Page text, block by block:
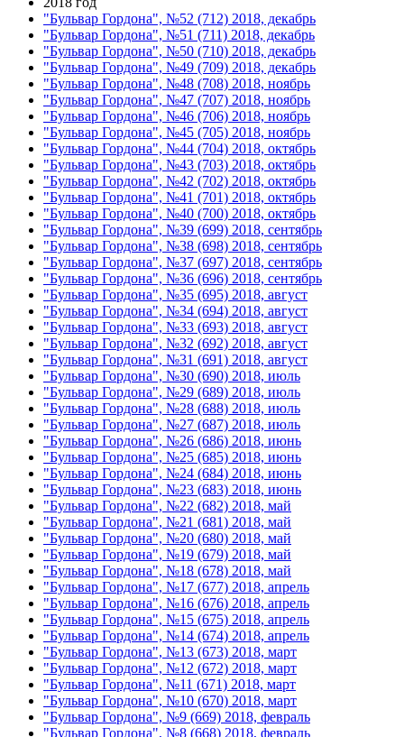
"Бульвар Гордона", №52 (712) 2018, декабрь
"Бульвар Гордона", №51 (711) 2018, декабрь
"Бульвар Гордона", №50 (710) 2018, декабрь
"Бульвар Гордона", №49 (709) 2018, декабрь
"Бульвар Гордона", №48 (708) 2018, ноябрь
"Бульвар Гордона", №47 (707) 2018, ноябрь
"Бульвар Гордона", №46 (706) 2018, ноябрь
"Бульвар Гордона", №45 (705) 2018, ноябрь
"Бульвар Гордона", №44 (704) 2018, октябрь
"Бульвар Гордона", №43 (703) 2018, октябрь
"Бульвар Гордона", №42 (702) 2018, октябрь
"Бульвар Гордона", №41 (701) 2018, октябрь
"Бульвар Гордона", №40 (700) 2018, октябрь
"Бульвар Гордона", №39 (699) 2018, сентябрь
"Бульвар Гордона", №38 (698) 2018, сентябрь
"Бульвар Гордона", №37 (697) 2018, сентябрь
"Бульвар Гордона", №36 (696) 2018, сентябрь
"Бульвар Гордона", №35 (695) 2018, август
"Бульвар Гордона", №34 (694) 2018, август
"Бульвар Гордона", №33 (693) 2018, август
"Бульвар Гордона", №32 (692) 2018, август
"Бульвар Гордона", №31 (691) 2018, август
"Бульвар Гордона", №30 (690) 2018, июль
"Бульвар Гордона", №29 (689) 2018, июль
"Бульвар Гордона", №28 (688) 2018, июль
"Бульвар Гордона", №27 (687) 2018, июль
"Бульвар Гордона", №26 (686) 2018, июнь
"Бульвар Гордона", №25 (685) 2018, июнь
"Бульвар Гордона", №24 (684) 2018, июнь
"Бульвар Гордона", №23 (683) 2018, июнь
"Бульвар Гордона", №22 (682) 2018, май
"Бульвар Гордона", №21 (681) 2018, май
"Бульвар Гордона", №20 (680) 2018, май
"Бульвар Гордона", №19 (679) 2018, май
"Бульвар Гордона", №18 (678) 2018, май
"Бульвар Гордона", №17 (677) 2018, апрель
"Бульвар Гордона", №16 (676) 2018, апрель
"Бульвар Гордона", №15 (675) 2018, апрель
"Бульвар Гордона", №14 (674) 2018, апрель
"Бульвар Гордона", №13 (673) 2018, март
"Бульвар Гордона", №12 (672) 2018, март
"Бульвар Гордона", №11 (671) 2018, март
"Бульвар Гордона", №10 (670) 2018, март
"Бульвар Гордона", №9 (669) 2018, февраль
"Бульвар Гордона", №8 (668) 2018, февраль